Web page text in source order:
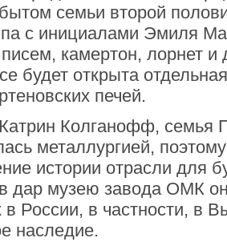
семьи второй
с инициалами Эмиля
камертон, лорнет
будет открыта
печей.
Колганофф, семья
металлургией,
истории отрасли для
дар музею завода ОМК
России, в частности, в
наследие.